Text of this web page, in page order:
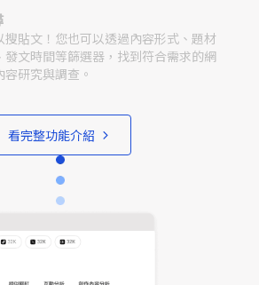
搜貼文！您也可以透過內容形式、題材
發文時間等篩選器，找到符合需求的網
研究與調查。
看完整功能介紹